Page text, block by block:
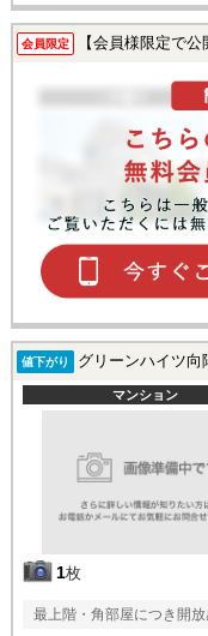
会員限定 【会員様限定で
値下がり グリーンハイツ向
マンション
1枚
最上階・角部屋につき開